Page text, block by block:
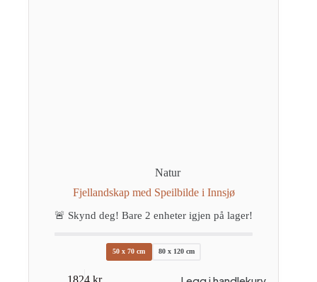
Natur
Fjellandskap med Speilbilde i Innsjø
🚨 Skynd deg! Bare 2 enheter igjen på lager!
50 x 70 cm 80 x 120 cm